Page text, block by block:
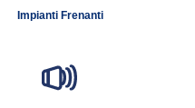
Impianti Frenanti